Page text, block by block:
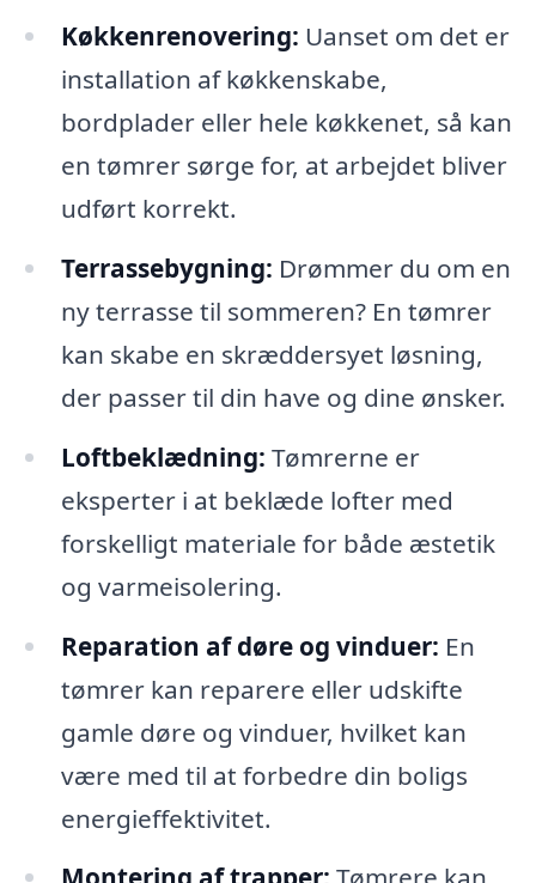
Køkkenrenovering: Uanset om det er
installation af køkkenskabe,
bordplader eller hele køkkenet, så kan
en tømrer sørge for, at arbejdet bliver
udført korrekt.
Terrassebygning: Drømmer du om en
ny terrasse til sommeren? En tømrer
kan skabe en skræddersyet løsning,
der passer til din have og dine ønsker.
Loftbeklædning: Tømrerne er
eksperter i at beklæde lofter med
forskelligt materiale for både æstetik
og varmeisolering.
Reparation af døre og vinduer: En
tømrer kan reparere eller udskifte
gamle døre og vinduer, hvilket kan
være med til at forbedre din boligs
energieffektivitet.